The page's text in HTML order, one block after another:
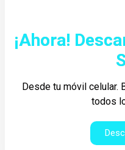
¡Ahora!
Desde tu móvil celular.
todos